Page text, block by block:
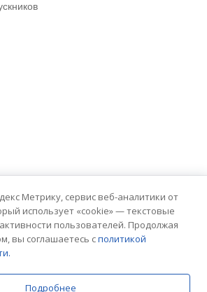
Метрику, сервис веб-аналитики от
использует «cookie» — текстовые
пользователей. Продолжая
вы соглашаетесь сполитикой
Подробнее